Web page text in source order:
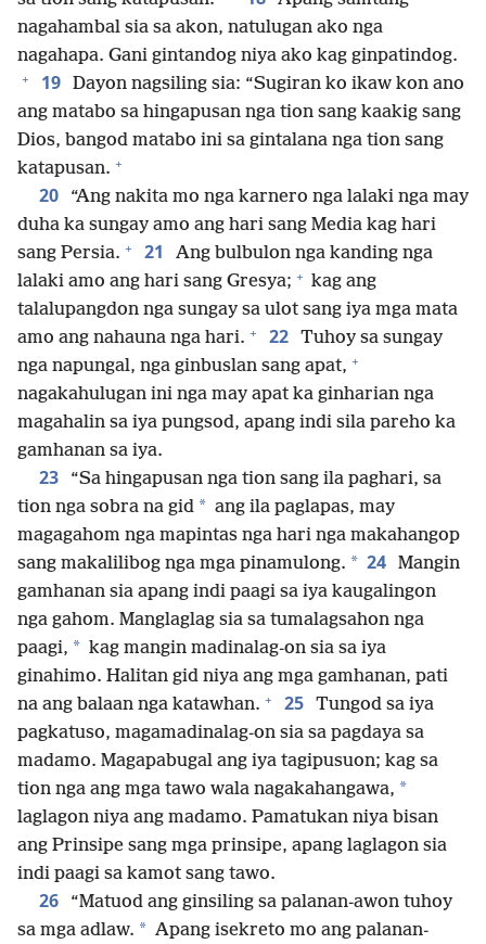
nagahambal sia sa akon, natulugan ako nga
nagahapa. Gani gintandog niya ako kag ginpatindog.
+ 19 Dayon nagsiling sia: “Sugiran ko ikaw kon ano
ang matabo sa hingapusan nga tion sang kaakig sang
Dios, bangod matabo ini sa gintalana nga tion sang
katapusan. +
20
“Ang nakita mo nga karnero nga lalaki nga may
duha ka sungay amo ang hari sang Media kag hari
sang Persia. + 21
Ang bulbulon nga kanding nga
lalaki amo ang hari sang Gresya; + kag ang
talalupangdon nga sungay sa ulot sang iya mga mata
amo ang nahauna nga hari. + 22 Tuhoy sa sungay
nga napungal, nga ginbuslan sang apat, +
nagakahulugan ini nga may apat ka ginharian nga
magahalin sa iya pungsod, apang indi sila pareho ka
gamhanan sa iya.
23
“Sa hingapusan nga tion sang ila paghari, sa
tion nga sobra na gid * ang ila paglapas, may
magagahom nga mapintas nga hari nga makahangop
sang makalilibog nga mga pinamulong. * 24 Mangin
gamhanan sia apang indi paagi sa iya kaugalingon
nga gahom. Manglaglag sia sa tumalagsahon nga
paagi, * kag mangin madinalag-on sia sa iya
ginahimo. Halitan gid niya ang mga gamhanan, pati
na ang balaan nga katawhan. + 25 Tungod sa iya
pagkatuso, magamadinalag-on sia sa pagdaya sa
madamo. Magapabugal ang iya tagipusuon; kag sa
tion nga ang mga tawo wala nagakahangawa, *
laglagon niya ang madamo. Pamatukan niya bisan
ang Prinsipe sang mga prinsipe, apang laglagon sia
indi paagi sa kamot sang tawo.
26
“Matuod ang ginsiling sa palanan-awon tuhoy
sa mga adlaw. * Apang isekreto mo ang palanan-